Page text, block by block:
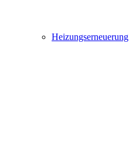
Heizungserneuerung